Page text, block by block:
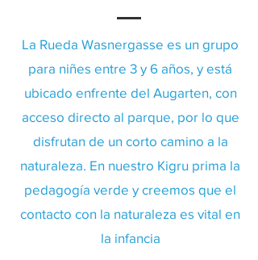
La Rueda Wasnergasse es un grupo
para niñes entre 3 y 6 años, y está
ubicado enfrente del Augarten, con
acceso directo al parque, por lo que
disfrutan de un corto camino a la
naturaleza. En nuestro Kigru prima la
pedagogía verde y creemos que el
contacto con la naturaleza es vital en
la infancia